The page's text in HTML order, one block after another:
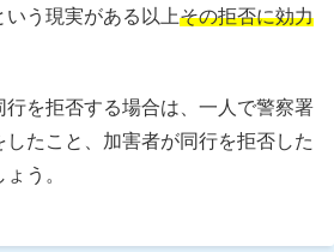
う現実がある以上その拒否に効力
行を拒否する場合は、一人で警察署
たこと、加害者が同行を拒否した
う。